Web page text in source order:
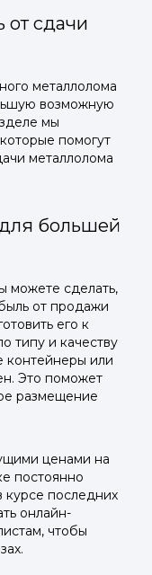
от сдачи
металлолома
возможную
мы
помогут
металлолома
большей
можете сделать,
от продажи
его к
типу и качеству
контейнеры или
Это поможет
размещение
ценами на
постоянно
курсе последних
онлайн-
чтобы